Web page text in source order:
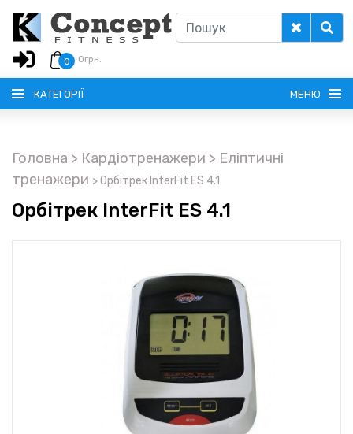
0 0грн.
КАТЕГОРІЇ МЕНЮ
РУССКИЙ
ГОЛОВНА
Головна > Кардіотренажери > Еліптичні
тренажери >Орбітрек InterFit ES 4.1
Орбітрек InterFit ES 4.1